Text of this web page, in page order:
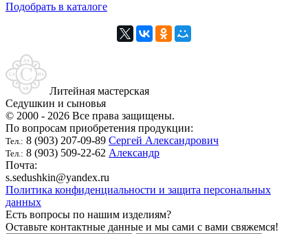
Подобрать в каталоге
Литейная мастерская
Седушкин и сыновья
© 2000 - 2026 Все права защищены.
По вопросам приобретения продукции:
Тел.: 8 (903) 207-09-89 Сергей Александрович
Тел.: 8 (903) 509-22-62 Александр
Почта:
s.sedushkin@yandex.ru
Политика конфиденциальности и защита персональных
данных
Есть вопросы по нашим изделиям?
Оставьте контактные данные и мы сами с вами свяжемся!